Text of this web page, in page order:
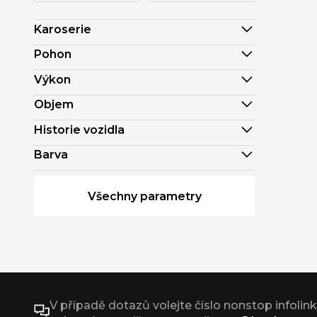
Karoserie
Pohon
Výkon
Objem
Historie vozidla
Barva
Všechny parametry
V případě dotazů volejte číslo nonstop